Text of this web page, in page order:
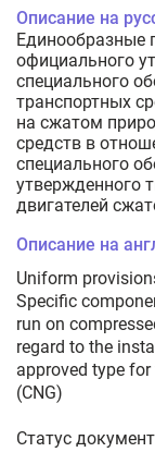
Описание на
Единообразные
официального
специального
транспортных
на сжатом
средств в
специального
утвержденного
двигателей
Описание на
Uniform
Specific
run on
regard to the
approved type
(CNG)
Статус